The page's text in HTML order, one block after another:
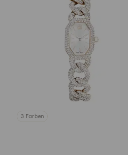
3 Farben